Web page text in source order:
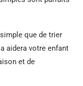
que de trier
aidera votre enfant
et de